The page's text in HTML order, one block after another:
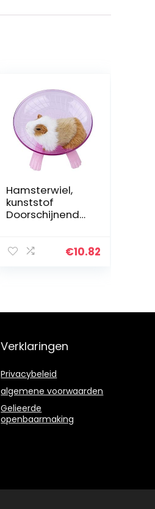
Hamsterwiel,
kunststof
Doorschijnend
spinner
schotel voor
Guinee(pink)
€10.82
Verklaringen
Privacybeleid
algemene voorwaarden
Gelieerde
openbaarmaking